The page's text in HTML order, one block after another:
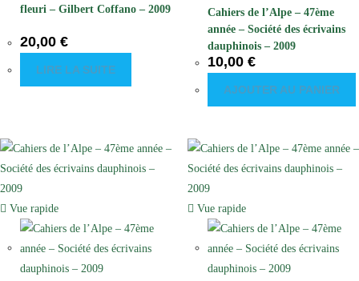
fleuri – Gilbert Coffano – 2009
20,00 €
LIRE LA SUITE
Cahiers de l’Alpe – 47ème
année – Société des écrivains
dauphinois – 2009
10,00 €
AJOUTER AU PANIER
Vue rapide Vue rapide